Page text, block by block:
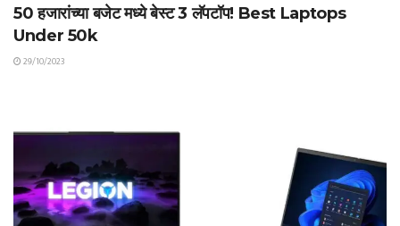
50 हजारांच्या बजेट मध्ये बेस्ट 3 लॅपटॉप! Best Laptops
Under 50k
29/10/2023